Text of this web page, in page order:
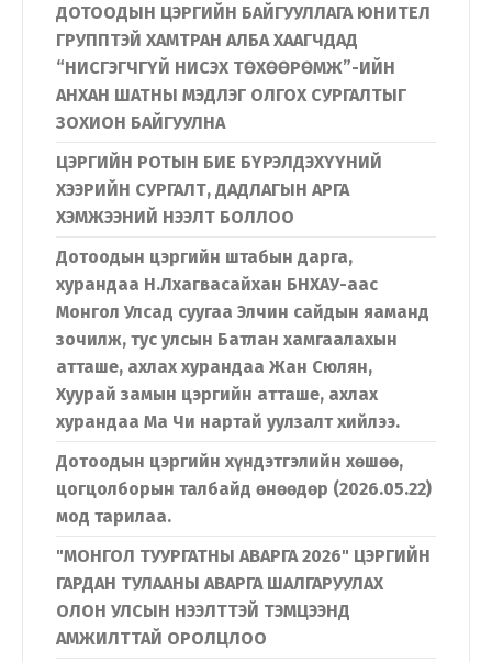
ДОТООДЫН ЦЭРГИЙН БАЙГУУЛЛАГА ЮНИТЕЛ
ГРУППТЭЙ ХАМТРАН АЛБА ХААГЧДАД
“НИСГЭГЧГҮЙ НИСЭХ ТӨХӨӨРӨМЖ”-ИЙН
АНХАН ШАТНЫ МЭДЛЭГ ОЛГОХ СУРГАЛТЫГ
ЗОХИОН БАЙГУУЛНА
ЦЭРГИЙН РОТЫН БИЕ БҮРЭЛДЭХҮҮНИЙ
ХЭЭРИЙН СУРГАЛТ, ДАДЛАГЫН АРГА
ХЭМЖЭЭНИЙ НЭЭЛТ БОЛЛОО
Дотоодын цэргийн штабын дарга,
хурандаа Н.Лхагвасайхан БНХАУ-аас
Монгол Улсад суугаа Элчин сайдын яаманд
зочилж, тус улсын Батлан хамгаалахын
атташе, ахлах хурандаа Жан Сюлян,
Хуурай замын цэргийн атташе, ахлах
хурандаа Ма Чи нартай уулзалт хийлээ.
Дотоодын цэргийн хүндэтгэлийн хөшөө,
цогцолборын талбайд өнөөдөр (2026.05.22)
мод тарилаа.
"МОНГОЛ ТУУРГАТНЫ АВАРГА 2026" ЦЭРГИЙН
ГАРДАН ТУЛААНЫ АВАРГА ШАЛГАРУУЛАХ
ОЛОН УЛСЫН НЭЭЛТТЭЙ ТЭМЦЭЭНД
АМЖИЛТТАЙ ОРОЛЦЛОО